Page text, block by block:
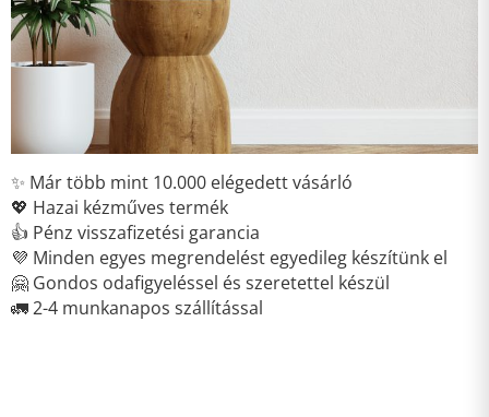
✨ Már több mint 10.000 elégedett vásárló
💖 Hazai kézműves termék
👍 Pénz visszafizetési garancia
💜 Minden egyes megrendelést egyedileg készítünk el
🤗 Gondos odafigyeléssel és szeretettel készül
🚛 2-4 munkanapos szállítással